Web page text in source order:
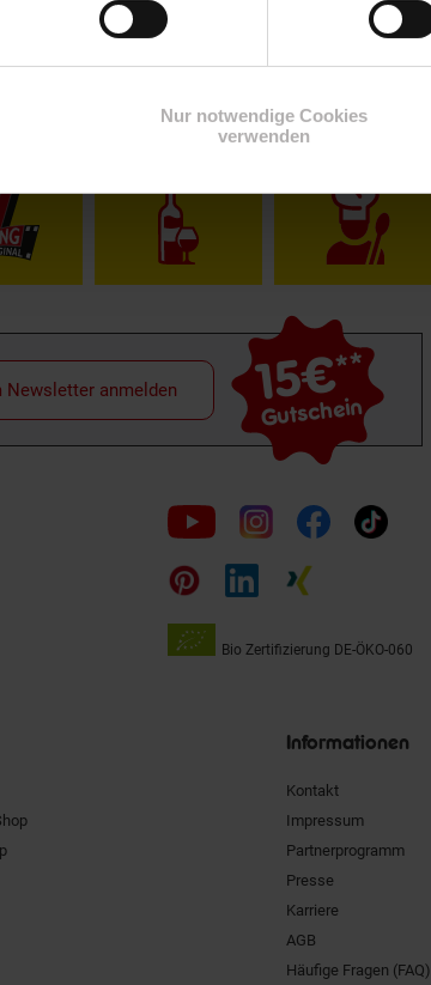
Nur notwendige Cookies
verwenden
Weinwelt Rezeptwelt
15€**
Gutschein
Newsletter anmelden
Folge
uns
auf
Bio Zertifizierung DE-ÖKO-060
Informationen
Kontakt
Impressum
Partnerprogramm
Presse
Karriere
AGB
Häufige Fragen (FAQ)